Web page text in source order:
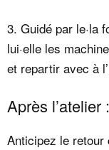
3. Guidé par le·la
lui·elle les
et repartir avec à
Après l’atelier :
Anticipez le